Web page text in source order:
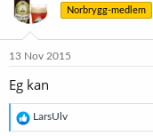
Norbrygg-medlem
13 Nov 2015
Eg kan
R
e
LarsUlv